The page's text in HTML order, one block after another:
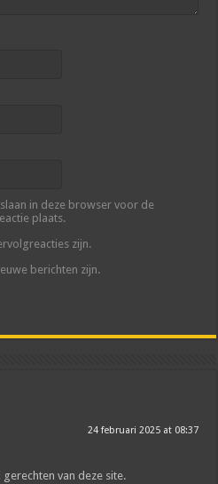
in deze browser voor de
plaats.
zijn.
berichten zijn.
24 februari 2025 at 08:37
van deze site.